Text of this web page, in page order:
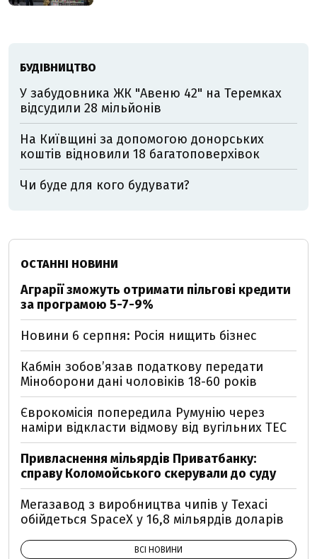
БУДІВНИЦТВО
У забудовника ЖК "Авеню 42" на Теремках
відсудили 28 мільйонів
На Київщині за допомогою донорських
коштів відновили 18 багатоповерхівок
Чи буде для кого будувати?
ОСТАННІ НОВИНИ
Аграрії зможуть отримати пільгові кредити
за програмою 5-7-9%
Новини 6 серпня: Росія нищить бізнес
Кабмін зобовʼязав податкову передати
Міноборони дані чоловіків 18-60 років
Єврокомісія попередила Румунію через
наміри відкласти відмову від вугільних ТЕС
Привласнення мільярдів Приватбанку:
справу Коломойського скерували до суду
Мегазавод з виробництва чипів у Техасі
обійдеться SpaceX у 16,8 мільярдів доларів
ВСІ НОВИНИ